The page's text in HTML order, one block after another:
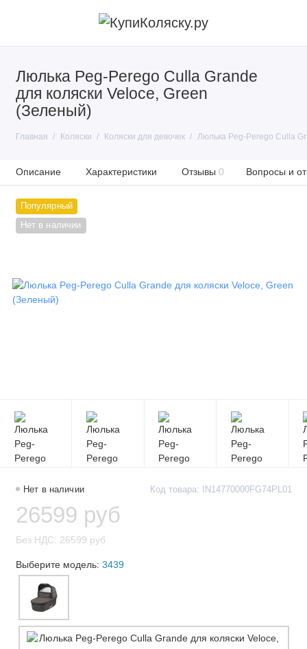
Люлька Peg-Perego Culla Grande
для коляски Veloce, Green
(Зеленый)
Главная Коляски Коляски для девочек Люлька Peg-Perego Culla
Описание Характеристики Отзывы 0 Вопросы и
Популярный
Нет в наличии
Нет в наличии Код товара: IN14770000FG74PL01
26599 руб
Без НДС: 26599 руб
Выберите модель: 3439